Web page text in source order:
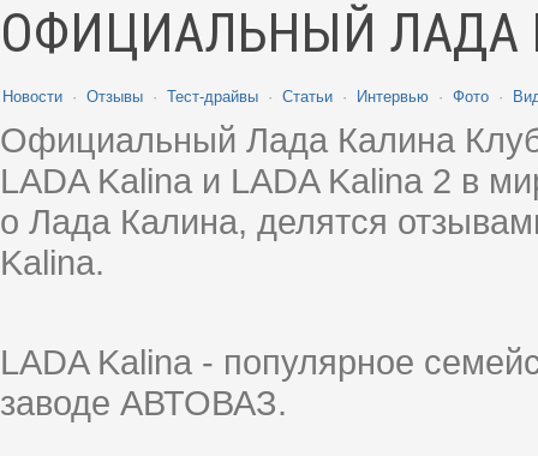
ОФИЦИАЛЬНЫЙ ЛАДА
Новости · Отзывы · Тест-драйвы · Статьи · Интервью · Фото ·
Официальный Лада Калина
LADA Kalina и LADA Kalina 2 в
о Лада Калина, делятся
Kalina.
LADA Kalina - популярное
заводе АВТОВАЗ.